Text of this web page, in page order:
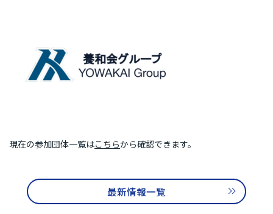
主催イベント
協力イベント
補助金などのお知らせ
現在の参加団体一覧はこちらから確認できます。
最新情報一覧